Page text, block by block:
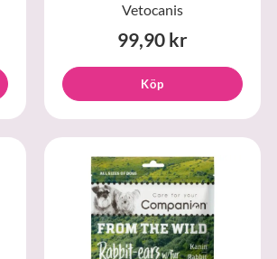
Vetocanis
99,90 kr
Köp